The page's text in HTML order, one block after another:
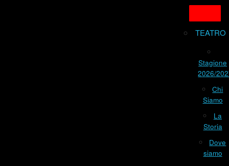
TEATRO
Stagione
2026/
Chi
Siamo
La
Storia
Dove
siamo